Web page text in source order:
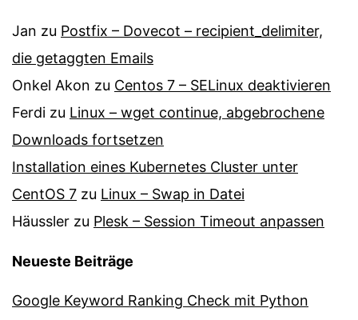
Jan zu Postfix – Dovecot – recipient_delimiter,
die getaggten Emails
Onkel Akon zu Centos 7 – SELinux de­ak­ti­vie­ren
Ferdi zu Linux – wget continue, abgebrochene
Downloads fortsetzen
Installation eines Kubernetes Cluster unter
CentOS 7 zu Linux – Swap in Datei
Häussler zu Plesk – Session Timeout anpassen
Neueste Beiträge
Google Keyword Ranking Check mit Python